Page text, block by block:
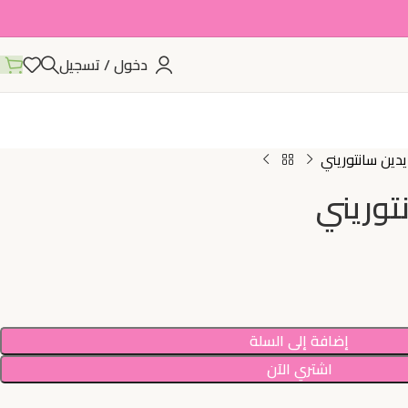
دخول / تسجيل
سانتوريني
إضافة إلى السلة
اشتري الآن